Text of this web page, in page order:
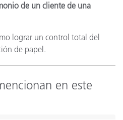
de un cliente de una
lograr un control total del
de papel.
en este